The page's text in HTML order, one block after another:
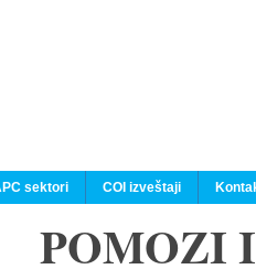
sektori COI izveštaji
POMOZI